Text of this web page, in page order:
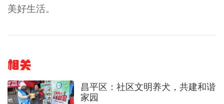
美好生活。
相关
昌平区：社区文明养犬，共建和谐
家园